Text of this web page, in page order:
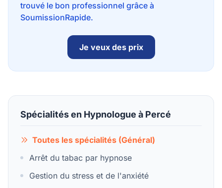
trouvé le bon professionnel grâce à
SoumissionRapide.
Je veux des prix
Spécialités en Hypnologue à Percé
Toutes les spécialités (Général)
Arrêt du tabac par hypnose
Gestion du stress et de l'anxiété